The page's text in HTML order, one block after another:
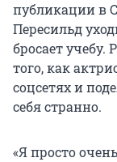
публикации в
Пересильд
бросает учебу.
того, как
соцсетях и
себя странно.
«Я просто